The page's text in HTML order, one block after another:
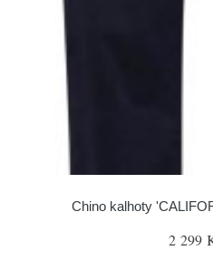
Chino kalhoty
2 299